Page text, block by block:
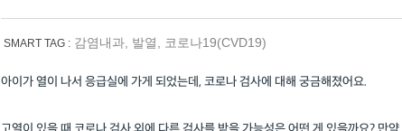
SMART TAG : 감염내과 발열 코로나19(CVD19)
아이가 열이 나서 응급실에 가게 되었는데, 코로나 검사에 대해 궁금해졌어요.